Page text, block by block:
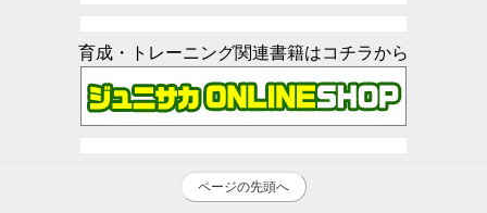
育成・トレーニング関連書籍はコチラから
ページの先頭へ